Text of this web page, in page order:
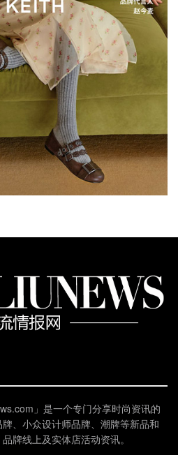
」是一个专门分享时尚资讯的
、小众设计师品牌、潮牌等新品和
牌线上及实体店活动资讯。